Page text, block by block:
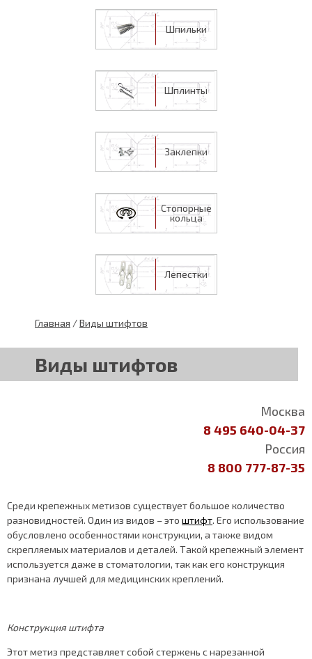
Шпильки
Шплинты
Заклепки
Стопорные
кольца
Лепестки
Главная /Виды штифтов
Виды штифтов
Москва
8 495 640-04-37
Россия
8 800 777-87-35
Среди крепежных метизов существует большое количество
разновидностей. Один из видов – это штифт. Его использование
обусловлено особенностями конструкции, а также видом
скрепляемых материалов и деталей. Такой крепежный элемент
используется даже в стоматологии, так как его конструкция
признана лучшей для медицинских креплений.
Конструкция штифта
Этот метиз представляет собой стержень с нарезанной